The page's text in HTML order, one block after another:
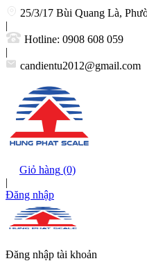
25/3/17 Bùi Quang Là,
|
Hotline: 0908 608 059
|
candientu2012@gmail.com
Giỏ hàng (0)
|
Đăng nhập
Đăng nhập tài khoản